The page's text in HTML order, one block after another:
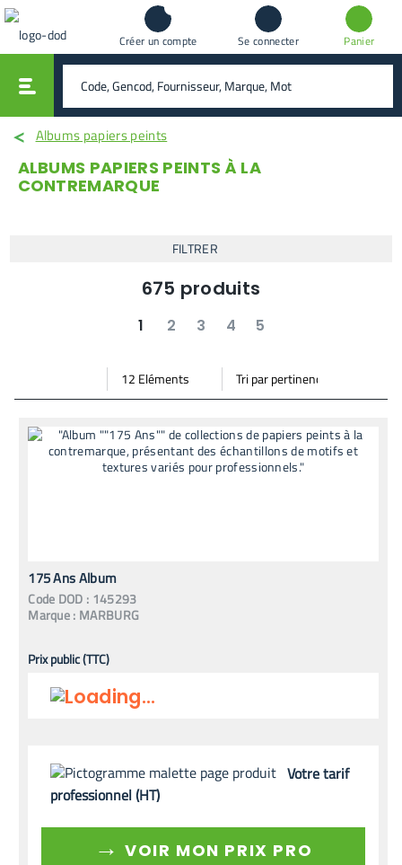
Créer un compte Se connecter Panier
rechercher
Albums papiers peints
ALBUMS PAPIERS PEINTS À LA
CONTREMARQUE
FILTRER
675 produits
1 2 3 4 5
Mode vignette
Mode bande
Par
page
Trier
par
175 Ans Album
Code DOD : 145293
Marque : MARBURG
Prix public (TTC)
Votre tarif
professionnel (HT)
→ VOIR MON PRIX PRO